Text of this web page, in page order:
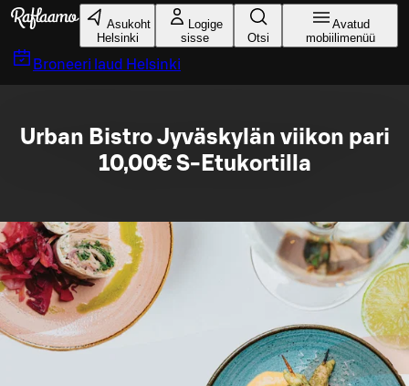
Liigu peamise sisu juurde
Asukoht
Helsinki
Logige
sisse
Otsi
Avatud
mobiilimenüü
Broneeri laud Helsinki
Urban Bistro Jyväskylän viikon pari
10,00€ S-Etukortilla